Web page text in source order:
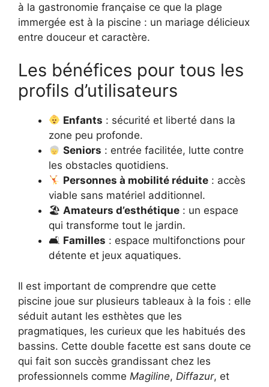
à la gastronomie française ce que la plage
immergée est à la piscine : un mariage délicieux
entre douceur et caractère.
Les bénéfices pour tous les
profils d’utilisateurs
Enfants : sécurité et liberté dans la
zone peu profonde.
Seniors : entrée facilitée, lutte contre
les obstacles quotidiens.
Personnes à mobilité réduite : accès
viable sans matériel additionnel.
🏖 Amateurs d’esthétique : un espace
qui transforme tout le jardin.
🛋 Familles : espace multifonctions pour
détente et jeux aquatiques.
Il est important de comprendre que cette
piscine joue sur plusieurs tableaux à la fois : elle
séduit autant les esthètes que les
pragmatiques, les curieux que les habitués des
bassins. Cette double facette est sans doute ce
qui fait son succès grandissant chez les
professionnels comme Magiline, Diffazur, et